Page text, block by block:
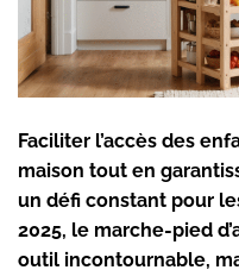
Faciliter l’accès des
maison tout en
un défi constant pour
2025, le marche-pied
outil incontournable,